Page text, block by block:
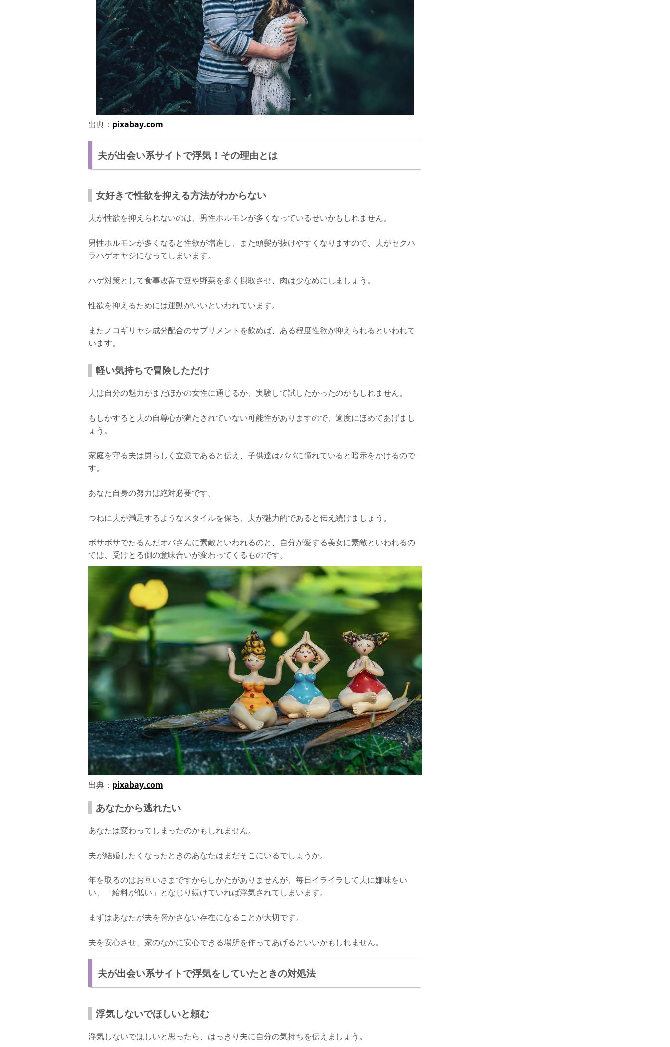
出典： pixabay.com
夫が出会い系サイトで浮気！その理由とは
女好きで性欲を抑える方法がわからない
夫が性欲を抑えられないのは、男性ホルモンが多くなっているせいかもしれません。
男性ホルモンが多くなると性欲が増進し、また頭髪が抜けやすくなりますので、夫がセクハ
ラハゲオヤジになってしまいます。
ハゲ対策として食事改善で豆や野菜を多く摂取させ、肉は少なめにしましょう。
性欲を抑えるためには運動がいいといわれています。
またノコギリヤシ成分配合のサプリメントを飲めば、ある程度性欲が抑えられるといわれて
います。
軽い気持ちで冒険しただけ
夫は自分の魅力がまだほかの女性に通じるか、実験して試したかったのかもしれません。
もしかすると夫の自尊心が満たされていない可能性がありますので、適度にほめてあげまし
ょう。
家庭を守る夫は男らしく立派であると伝え、子供達はパパに憧れていると暗示をかけるので
す。
あなた自身の努力は絶対必要です。
つねに夫が満足するようなスタイルを保ち、夫が魅力的であると伝え続けましょう。
ボサボサでたるんだオバさんに素敵といわれるのと、自分が愛する美女に素敵といわれるの
では、受けとる側の意味合いが変わってくるものです。
出典： pixabay.com
あなたから逃れたい
あなたは変わってしまったのかもしれません。
夫が結婚したくなったときのあなたはまだそこにいるでしょうか。
年を取るのはお互いさまですからしかたがありませんが、毎日イライラして夫に嫌味をい
い、「給料が低い」となじり続けていれば浮気されてしまいます。
まずはあなたが夫を脅かさない存在になることが大切です。
夫を安心させ、家のなかに安心できる場所を作ってあげるといいかもしれません。
夫が出会い系サイトで浮気をしていたときの対処法
浮気しないでほしいと頼む
浮気しないでほしいと思ったら、はっきり夫に自分の気持ちを伝えましょう。